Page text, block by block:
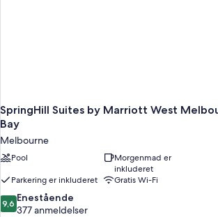
SpringHill Suites by Marriott West
Bay
Melbourne
Pool
Morgenmad er
inkluderet
Parkering er inkluderet
Gratis Wi-Fi
9.6
ud
9,6 Enestående
377 anmeldelser